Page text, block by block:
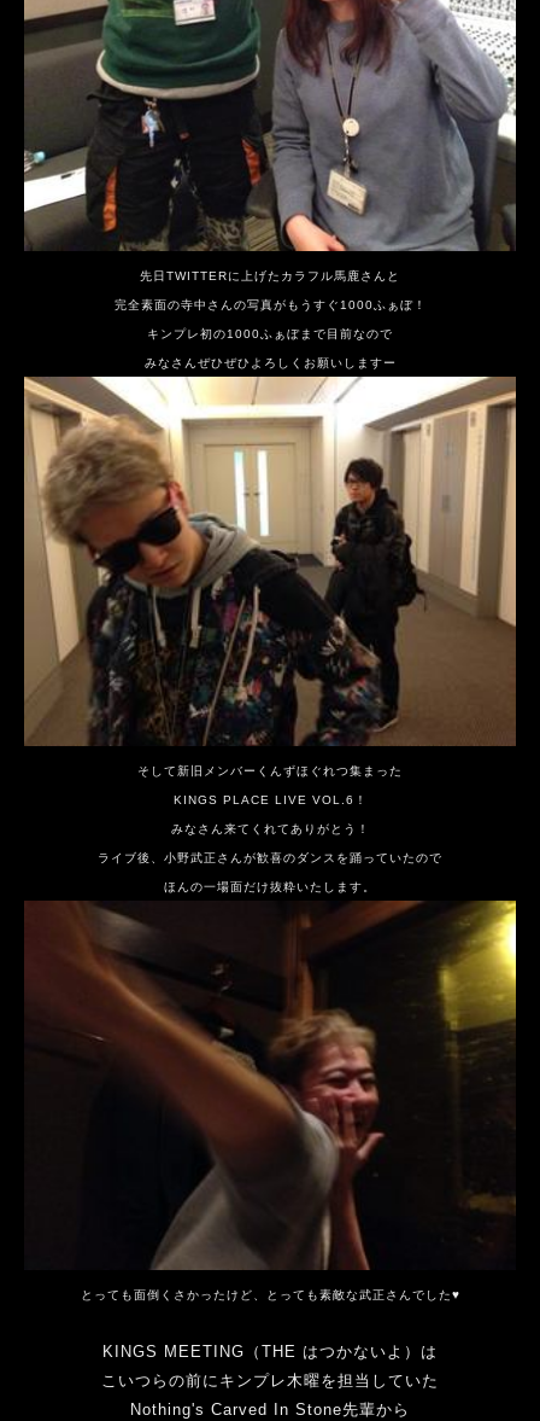
先日TWITTERに上げたカラフル馬鹿さんと
完全素面の寺中さんの写真がもうすぐ1000ふぁぼ！
キンプレ初の1000ふぁぼまで目前なので
みなさんぜひぜひよろしくお願いしますー
そして新旧メンバーくんずほぐれつ集まった
KINGS PLACE LIVE VOL.6！
みなさん来てくれてありがとう！
ライブ後、小野武正さんが歓喜のダンスを踊っていたので
ほんの一場面だけ抜粋いたします。
とっても面倒くさかったけど、 とっても素敵な武正さんでした♥︎
KINGS MEETING（THE はつかないよ）は
こいつらの前にキンプレ木曜を担当していた
Nothing's Carved In Stone先輩から